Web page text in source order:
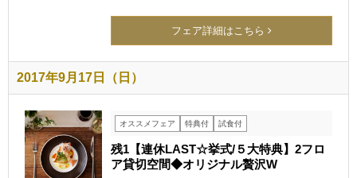
フェア詳細はこちら
2017年9月17日（日）
オススメフェア 特典付 試食付
残1【連休LAST☆挙式/５大特典】2フロ
ア貸切空間◆オリジナル贅沢W